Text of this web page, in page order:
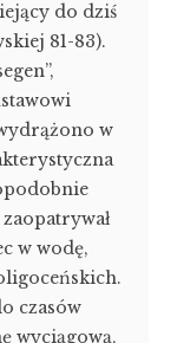
do dziś
81-83).
w
w wodę,
czasów
wyciągową,